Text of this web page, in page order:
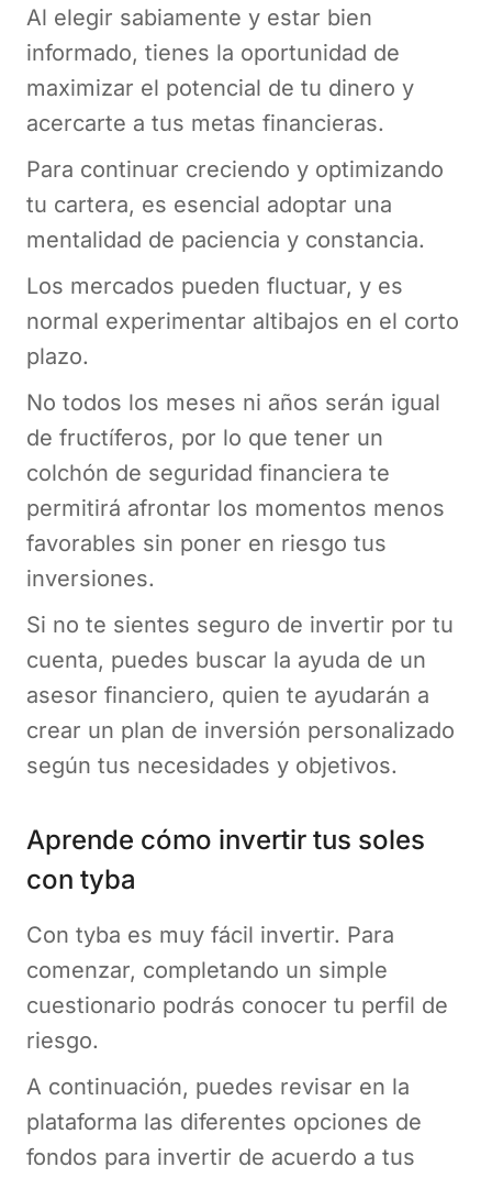
Al elegir sabiamente y estar bien
informado, tienes la oportunidad de
maximizar el potencial de tu dinero y
acercarte a tus metas financieras.
Para continuar creciendo y optimizando
tu cartera, es esencial adoptar una
mentalidad de paciencia y constancia.
Los mercados pueden fluctuar, y es
normal experimentar altibajos en el corto
plazo.
No todos los meses ni años serán igual
de fructíferos, por lo que tener un
colchón de seguridad financiera te
permitirá afrontar los momentos menos
favorables sin poner en riesgo tus
inversiones.
Si no te sientes seguro de invertir por tu
cuenta, puedes buscar la ayuda de un
asesor financiero, quien te ayudarán a
crear un plan de inversión personalizado
según tus necesidades y objetivos.
Aprende cómo invertir tus soles
con tyba
Con tyba es muy fácil invertir. Para
comenzar, completando un simple
cuestionario podrás conocer tu perfil de
riesgo.
A continuación, puedes revisar en la
plataforma las diferentes opciones de
fondos para invertir de acuerdo a tus